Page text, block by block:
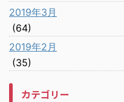
2019年3月
(64)
2019年2月
(35)
カテゴリー